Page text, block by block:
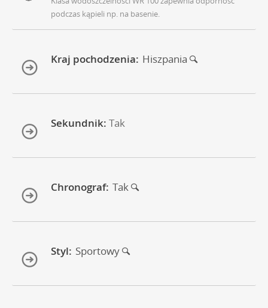
podczas kąpieli np. na basenie.
Kraj pochodzenia: Hiszpania
Sekundnik: Tak
Chronograf: Tak
Styl: Sportowy